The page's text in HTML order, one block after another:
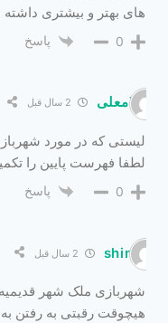
های بهتر و بیشتری داشته
0 پاسخ
غلامعلی
لیستی که در مورد
لطفا فهرست پایین را
0 پاسخ
shima
شهربازی ملک شهر قدیمیه
هیچوقت رقبتی به رفتن